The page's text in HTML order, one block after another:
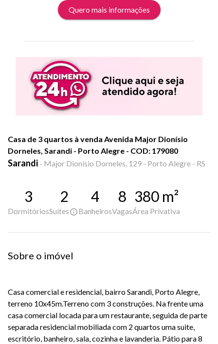
Quero mais informações
Casa de 3 quartos à venda Avenida Major Dionísio
Dorneles, Sarandi - Porto Alegre - COD: 179080
Sarandi - Major Dionísio Dorneles, 129 - Porto Alegre - RS
3
Dormitórios
2
Suítes
4
Banheiros
8
Vagas
380 m²
Área Privativa
Sobre o imóvel
Casa comercial e residencial, bairro Sarandi, Porto Alegre,
terreno 10x45m.Terreno com 3 construções. Na frente uma
casa comercial locada para um restaurante, seguida de parte
separada residencial mobiliada com 2 quartos uma suite,
escritório, banheiro, sala, cozinha e lavanderia. Pátio para 8